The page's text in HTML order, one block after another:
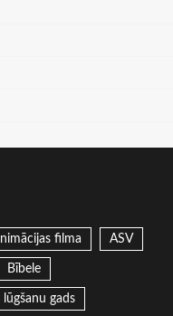
filma ASV
Bībele
lūgšanu gads